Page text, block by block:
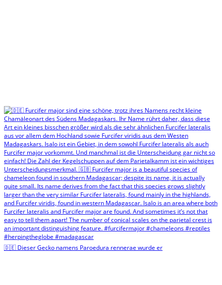
🇩🇪 Dieser Gecko namens Paroedura rennerae wurde er